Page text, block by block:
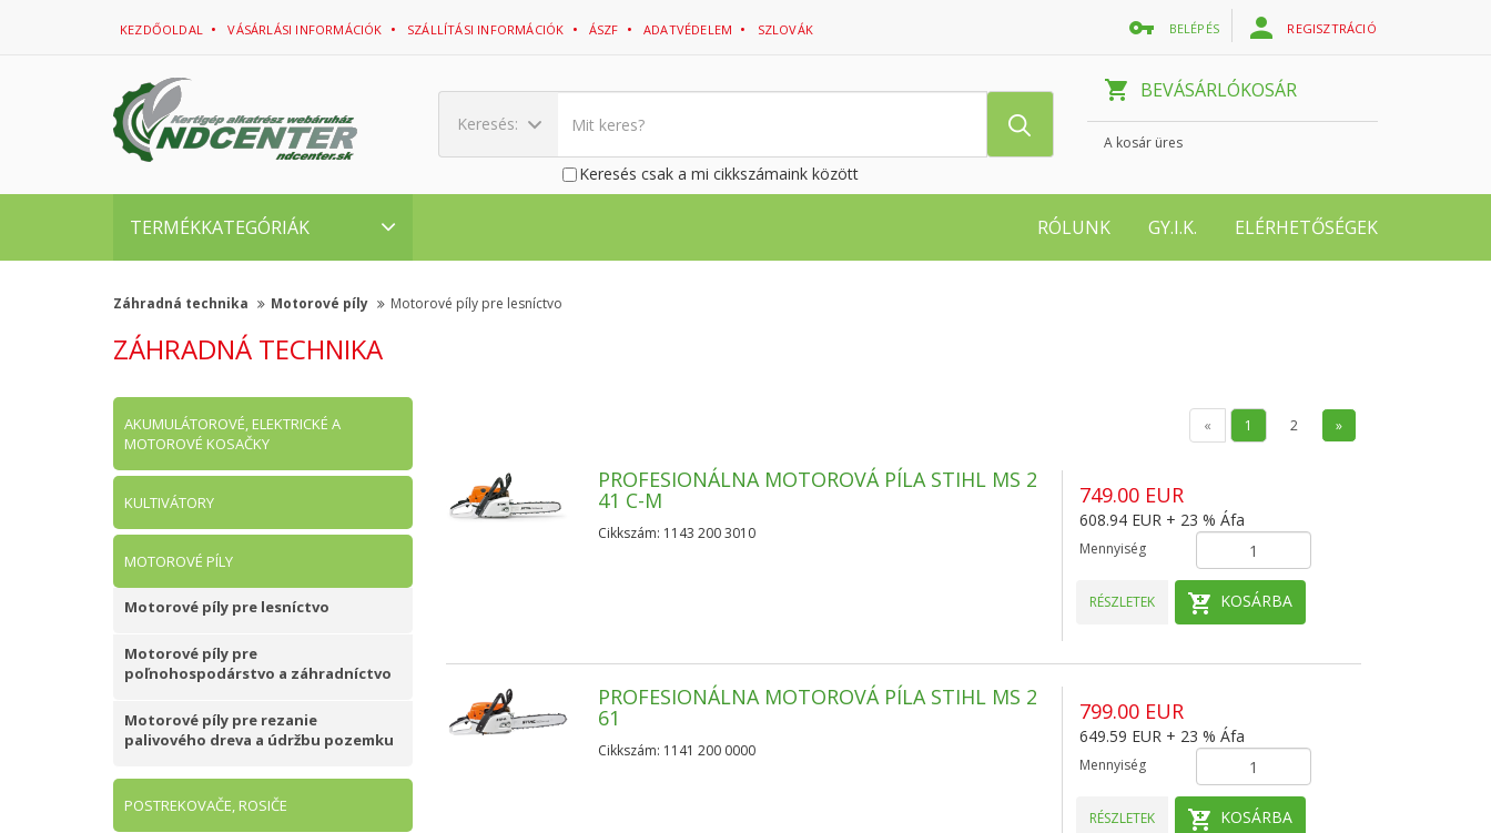
KEZDŐOLDAL VÁSÁRLÁSI INFORMÁCIÓK SZÁLLÍTÁSI INFORMÁCIÓK ÁSZF ADATVÉDELEM SZLOVÁK BELÉPÉS REGISZTRÁCIÓ
Keresés:
Keresés csak a mi cikkszámaink között
BEVÁSÁRLÓKOSÁR
A kosár üres
TERMÉKKATEGÓRIÁK RÓLUNK GY.I.K. ELÉRHETŐSÉGEK
Záhradná technika Motorové píly Motorové píly pre lesníctvo
ZÁHRADNÁ TECHNIKA
AKUMULÁTOROVÉ, ELEKTRICKÉ A
MOTOROVÉ KOSAČKY
KULTIVÁTORY
MOTOROVÉ PÍLY
Motorové píly pre lesníctvo
Motorové píly pre
poľnohospodárstvo a záhradníctvo
Motorové píly pre rezanie
palivového dreva a údržbu pozemku
POSTREKOVAČE, ROSIČE
« 1 2 »
PROFESIONÁLNA MOTOROVÁ PÍLA STIHL MS 2
41 C-M
Cikkszám: 1143 200 3010
749.00 EUR
608.94 EUR + 23 % Áfa
Mennyiség
RÉSZLETEK KOSÁRBA
PROFESIONÁLNA MOTOROVÁ PÍLA STIHL MS 2
61
Cikkszám: 1141 200 0000
799.00 EUR
649.59 EUR + 23 % Áfa
Mennyiség
RÉSZLETEK KOSÁRBA